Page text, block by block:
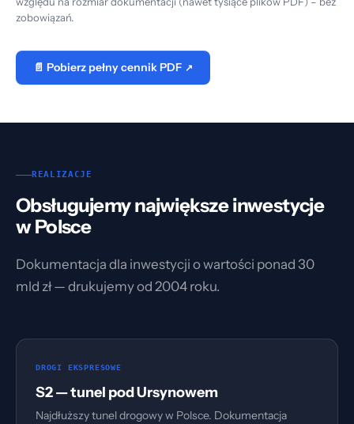
zobowiązań.
📄 Pobierz pełny cennik PDF
REALIZACJE
Obsługujemy największe inwestycje
w Polsce
Dokumentacja dla inwestycji o wartości ponad 30
mld zł — drukujemy od 2004 roku.
DROGI EKSPRESOWE
S2 — tunel pod Ursynowem
Najdłuższy tunel drogowy w Polsce. Dokumentacja